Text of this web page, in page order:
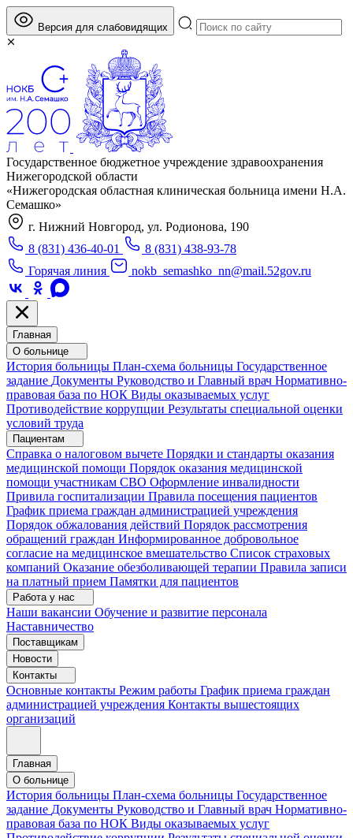
Версия для слабовидящих
Государственное бюджетное учреждение здравоохранения
Нижегородской области
«Нижегородская областная клиническая больница имени Н.А.
Семашко»
г. Нижний Новгород, ул. Родионова, 190
8 (831) 436-40-01
8 (831) 438-93-78
Горячая линия
nokb_semashko_nn@mail.52gov.ru
Главная
О больнице
История больницы План-схема больницы Государственное
задание Документы Руководство и Главный врач Нормативно-
правовая база по НОК Виды оказываемых услуг
Противодействие коррупции Результаты специальной оценки
условий труда
Пациентам
Справка о налоговом вычете Порядки и стандарты оказания
медицинской помощи Порядок оказания медицинской
помощи участникам СВО Оформление инвалидности
Привила госпитализации Правила посещения пациентов
График приема граждан администрацией учреждения
Порядок обжалования действий Порядок рассмотрения
обращений граждан Информированное добровольное
согласие на медицинское вмешательство Список страховых
компаний Оказание обезболивающей терапии Правила записи
на платный прием Памятки для пациентов
Работа у нас
Наши вакансии Обучение и развитие персонала
Наставничество
Поставщикам
Новости
Контакты
Основные контакты Режим работы График приема граждан
администрацией учреждения Контакты вышестоящих
организаций
Главная
О больнице
История больницы План-схема больницы Государственное
задание Документы Руководство и Главный врач Нормативно-
правовая база по НОК Виды оказываемых услуг